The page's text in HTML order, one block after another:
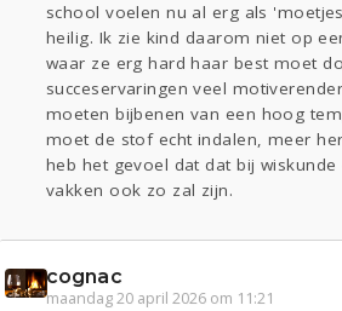
school voelen nu al erg als
heilig. Ik zie kind daarom niet op
waar ze erg hard haar best moet
succeservaringen veel
moeten bijbenen van een hoog
moet de stof echt indalen, meer
heb het gevoel dat dat bij wiskunde
vakken ook zo zal zijn.
cognac
maandag 20 april 2026 om 11:21